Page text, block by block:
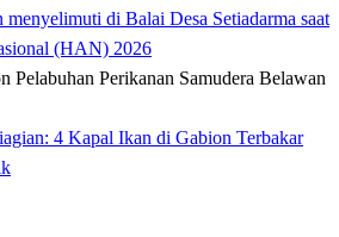
menyelimuti di Balai Desa Setiadarma saat
(HAN) 2026
4 Kapal Ikan di Gabion Terbakar